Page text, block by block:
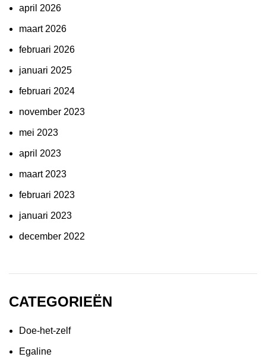
april 2026
maart 2026
februari 2026
januari 2025
februari 2024
november 2023
mei 2023
april 2023
maart 2023
februari 2023
januari 2023
december 2022
CATEGORIEËN
Doe-het-zelf
Egaline